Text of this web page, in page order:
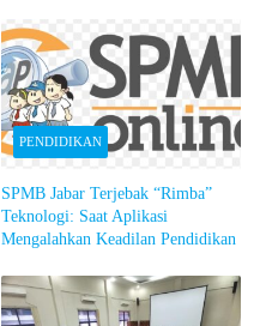
PENDIDIKAN
SPMB Jabar Terjebak “Rimba”
Teknologi: Saat Aplikasi
Mengalahkan Keadilan Pendidikan